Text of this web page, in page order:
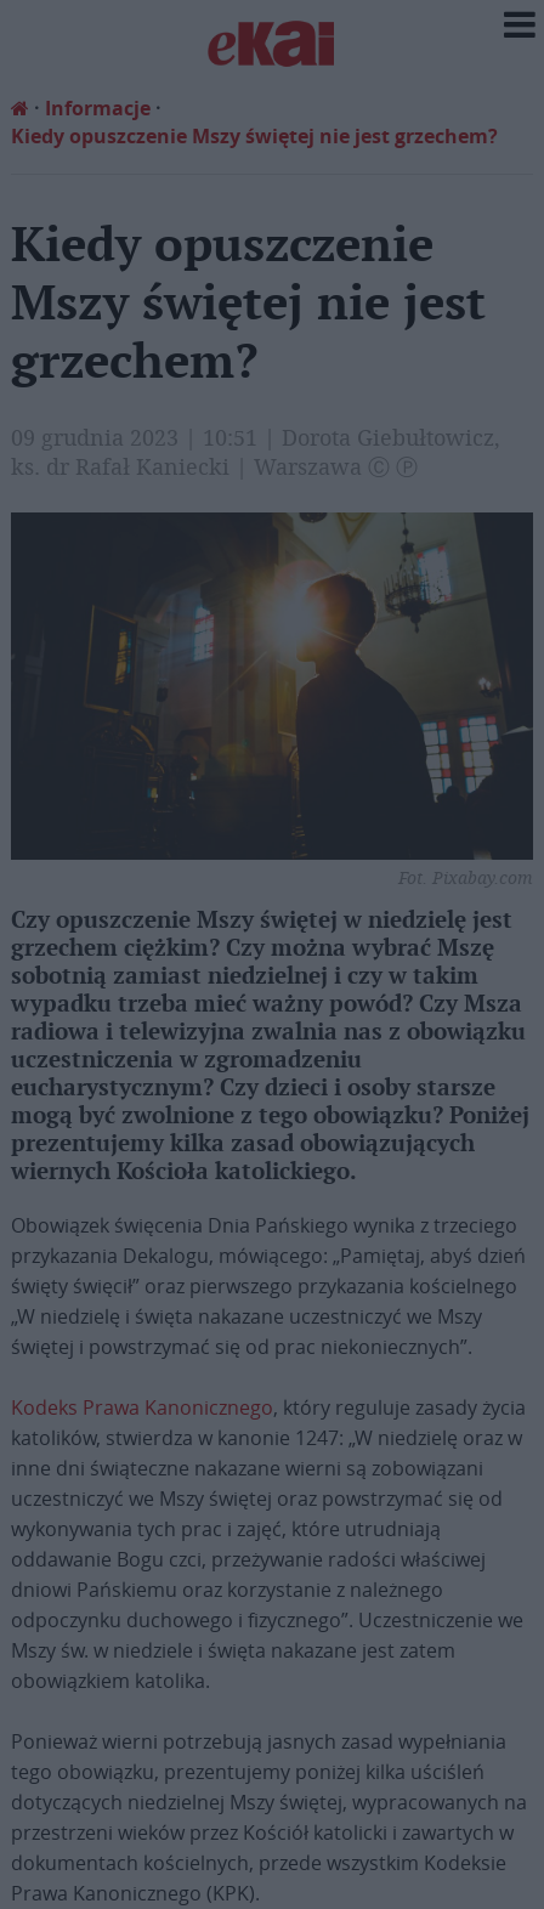
Informacje
Kiedy opuszczenie Mszy świętej nie jest grzechem?
Kiedy opuszczenie
Mszy świętej nie jest
grzechem?
09 grudnia 2023 | 10:51 | Dorota Giebułtowicz,
ks. dr Rafał Kaniecki | Warszawa Ⓒ Ⓟ
Fot. Pixabay.com
Czy opuszczenie Mszy świętej w niedzielę jest
grzechem ciężkim? Czy można wybrać Mszę
sobotnią zamiast niedzielnej i czy w takim
wypadku trzeba mieć ważny powód? Czy Msza
radiowa i telewizyjna zwalnia nas z obowiązku
uczestniczenia w zgromadzeniu
eucharystycznym? Czy dzieci i osoby starsze
mogą być zwolnione z tego obowiązku? Poniżej
prezentujemy kilka zasad obowiązujących
wiernych Kościoła katolickiego.
Obowiązek święcenia Dnia Pańskiego wynika z trzeciego
przykazania Dekalogu, mówiącego: „Pamiętaj, abyś dzień
święty święcił” oraz pierwszego przykazania kościelnego
„W niedzielę i święta nakazane uczestniczyć we Mszy
świętej i powstrzymać się od prac niekoniecznych”.
Kodeks Prawa Kanonicznego, który reguluje zasady życia
katolików, stwierdza w kanonie 1247: „W niedzielę oraz w
inne dni świąteczne nakazane wierni są zobowiązani
uczestniczyć we Mszy świętej oraz powstrzymać się od
wykonywania tych prac i zajęć, które utrudniają
oddawanie Bogu czci, przeżywanie radości właściwej
dniowi Pańskiemu oraz korzystanie z należnego
odpoczynku duchowego i fizycznego”. Uczestniczenie we
Mszy św. w niedziele i święta nakazane jest zatem
obowiązkiem katolika.
Ponieważ wierni potrzebują jasnych zasad wypełniania
tego obowiązku, prezentujemy poniżej kilka uściśleń
dotyczących niedzielnej Mszy świętej, wypracowanych na
przestrzeni wieków przez Kościół katolicki i zawartych w
dokumentach kościelnych, przede wszystkim Kodeksie
Prawa Kanonicznego (KPK).